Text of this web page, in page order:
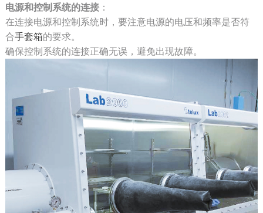
电源和控制系统的连接：
在连接电源和控制系统时，要注意电源的电压和频率是否符
合手套箱的要求。
确保控制系统的连接正确无误，避免出现故障。